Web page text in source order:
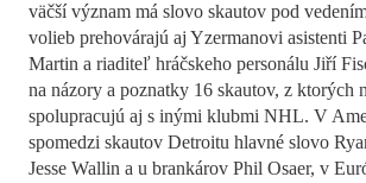
väčší význam má slovo skautov pod
volieb prehovárajú aj Yzermanovi asistenti
Martin a riaditeľ hráčskeho personálu Jiří
na názory a poznatky 16 skautov, z ktorých
spolupracujú aj s inými klubmi NHL. V
spomedzi skautov Detroitu hlavné slovo
Jesse Wallin a u brankárov Phil Osaer, v